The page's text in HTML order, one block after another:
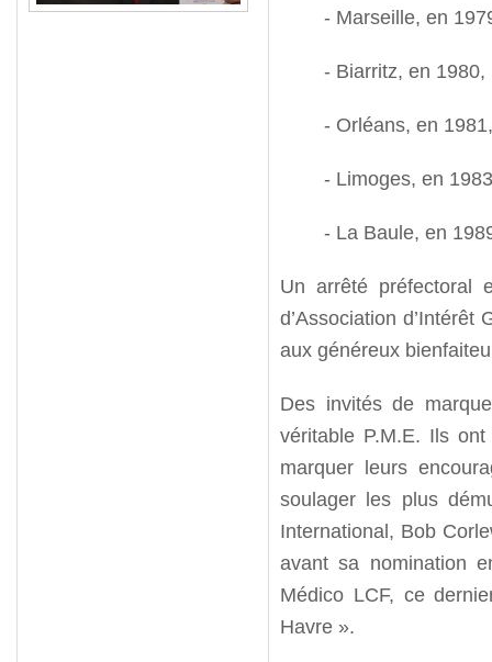
- Marseille, en
- Biarritz, en 1980,
- Orléans, en 1981,
- Limoges, en
- La Baule, en
Un arrêté préfectoral
d’Association
aux généreux
Des invités de
véritable P.M.E. Ils
marquer leurs
soulager les plus
International, Bob
avant sa nomination
Médico LCF, ce
Havre ».